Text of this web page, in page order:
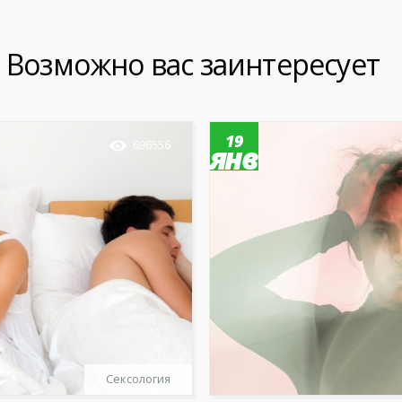
Возможно вас заинтересует
Сексология
696556 19
янв